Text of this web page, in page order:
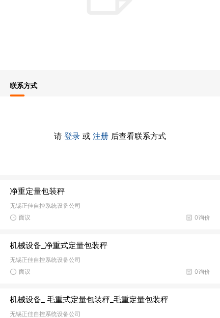
联系方式
请 登录 或 注册 后查看联系方式
净重定量包装秤
无锡正佳自控系统设备公司
0询价
面议
机械设备_净重式定量包装秤
无锡正佳自控系统设备公司
0询价
面议
机械设备_ 毛重式定量包装秤_毛重定量包装秤
无锡正佳自控系统设备公司